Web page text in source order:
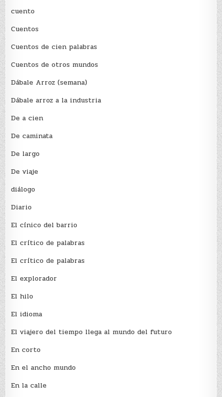
cuento
Cuentos
Cuentos de cien palabras
Cuentos de otros mundos
Dábale Arroz (semana)
Dábale arroz a la industria
De a cien
De caminata
De largo
De viaje
diálogo
Diario
El cínico del barrio
El crí­tico de palabras
El crí­tico de palabras
El explorador
El hilo
El idioma
El viajero del tiempo llega al mundo del futuro
En corto
En el ancho mundo
En la calle